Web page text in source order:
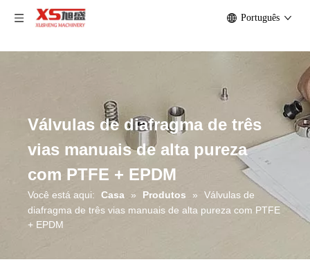
Português
Válvulas de diafragma de três
vias manuais de alta pureza
com PTFE + EPDM
Você está aqui: Casa » Produtos »
Válvulas de
diafragma de três vias manuais de alta pureza com PTFE
+ EPDM